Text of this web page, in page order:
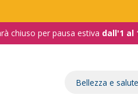
chiuso per pausa estiva dall'1 al